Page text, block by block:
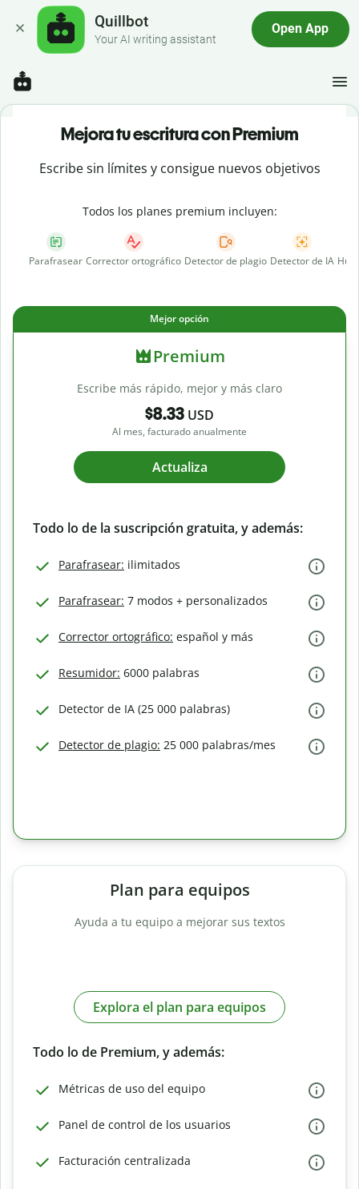
Quillbot
Your AI writing assistant
Open App
Mejora tu escritura con Premium
Escribe sin límites y consigue nuevos objetivos
Todos los planes premium incluyen:
Parafrasear Corrector ortográfico Detector de plagio Detector de IA
Mejor opción
Premium
Escribe más rápido, mejor y más claro
$8.33 USD
Al mes, facturado anualmente
Actualiza
Todo lo de la suscripción gratuita, y además:
Parafrasear: ilimitados
Parafrasear: 7 modos + personalizados
Corrector ortográfico: español y más
Resumidor: 6000 palabras
Detector de IA (25 000 palabras)
Detector de plagio: 25 000 palabras/mes
Plan para equipos
Ayuda a tu equipo a mejorar sus textos
Explora el plan para equipos
Todo lo de Premium, y además:
Métricas de uso del equipo
Panel de control de los usuarios
Facturación centralizada